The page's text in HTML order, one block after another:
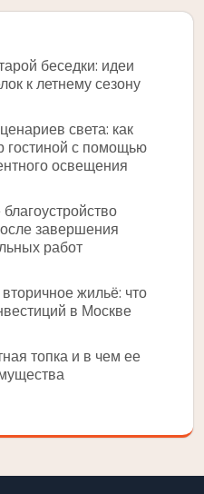
беседки: идеи
к летнему сезону
света: как
гостиной с помощью
освещения
завершения
работ
жильё: что
в Москве
топка и в чем ее